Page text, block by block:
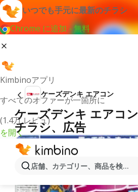
いつでも手元に最新のチラシ
Chrome に追加 - 無料
Kimbinoアプリ
すべてのオファーが一箇所に
(1.4万 レビュ)
を開く
店舗、カテゴリー、商品を検索...
ケーズデンキ エアコン
ケーズデンキ エアコ
チラシ、広告